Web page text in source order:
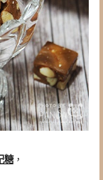
糖，